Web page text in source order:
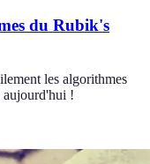
du Rubik's
les algorithmes
aujourd'hui !